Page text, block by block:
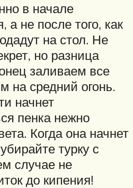
в начале
а не после того, как
на стол. Не
но разница
заливаем все
на средний огонь.
начнет
пенка нежно
Когда она начнет
турку с
случае не
до кипения!